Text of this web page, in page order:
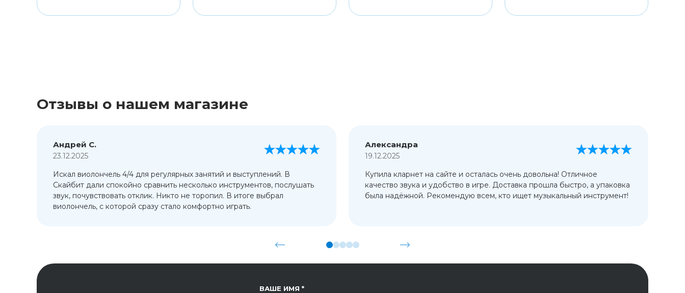
Отзывы о нашем магазине
Андрей С.
23.12.2025
Искал виолончель 4/4 для регулярных занятий и выступлений. В
Скайбит дали спокойно сравнить несколько инструментов, послушать
звук, почувствовать отклик. Никто не торопил. В итоге выбрал
виолончель, с которой сразу стало комфортно играть.
Александра
19.12.2025
Купила кларнет на сайте и осталась очень довольна! Отличное
качество звука и удобство в игре. Доставка прошла быстро, а упаковка
была надёжной. Рекомендую всем, кто ищет музыкальный инструмент!
ВАШЕ ИМЯ
ССЫЛКА НА СТРАНИЦУ